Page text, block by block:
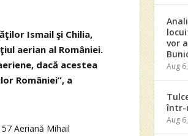
Ismail şi Chilia,
aerian al României.
dacă acestea
României”, a
Aeriană Mihail
vor
Aug
într-
Aug